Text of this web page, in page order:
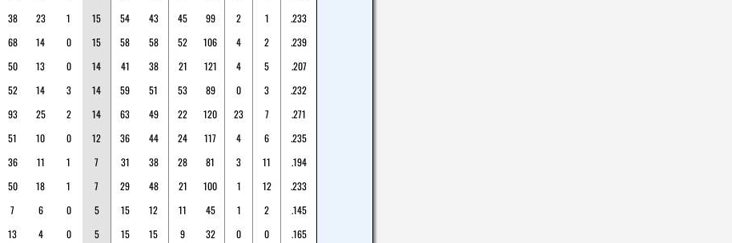
38 23 1 15 54 43 45 99 2 1
.233
68 14 0 15 58 58 52 106 4 2
.239
50 13 0 14 41 38 21 121 4 5
.207
52 14 3 14 59 51 53 89 0 3
.232
93 25 2 14 63 49 22 120 23 7
.271
51 10 0 12 36 44 24 117 4 6
.235
36 11 1 7 31 38 28 81 3 11
.194
50 18 1 7 29 48 21 100 1 12
.233
7 6 0 5 15 12 11 45 1 2
.145
13 4 0 5 15 15 9 32 0 0
.165